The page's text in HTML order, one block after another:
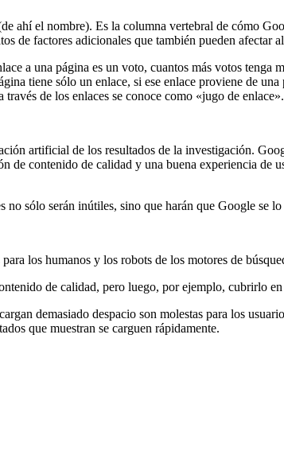
ahí el nombre). Es la columna vertebral de cómo
de factores adicionales que también pueden afectar
a una página es un voto, cuantos más votos
tiene sólo un enlace, si ese enlace proviene de
de los enlaces se conoce como «jugo de enlace».
artificial de los resultados de la investigación.
de contenido de calidad y una buena experiencia
sólo serán inútiles, sino que harán que Google se
los humanos y los robots de los motores de
de calidad, pero luego, por ejemplo, cubrirlo
demasiado despacio son molestas para los
que muestran se carguen rápidamente.